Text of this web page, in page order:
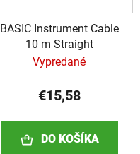
BASIC Instrument Cable
10 m Straight
Vypredané
€15,58
DO KOŠÍKA